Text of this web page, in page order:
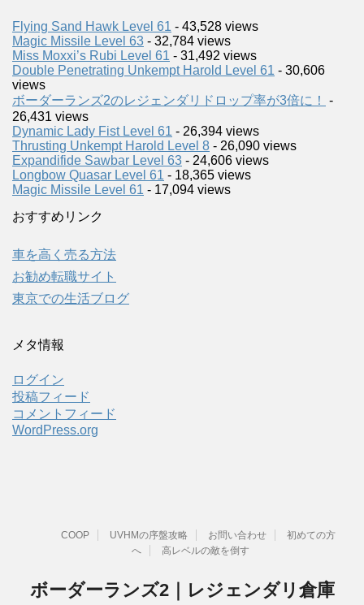
Flying Sand Hawk Level 61 - 43,528 views
Magic Missile Level 63 - 32,784 views
Miss Moxxi’s Rubi Level 61 - 31,492 views
Double Penetrating Unkempt Harold Level 61 - 30,606
views
ボーダーランズ2のレジェンダリドロップ率が3倍に！
-
26,431 views
Dynamic Lady Fist Level 61 - 26,394 views
Thrusting Unkempt Harold Level 8 - 26,090 views
Expandifide Sawbar Level 63 - 24,606 views
Longbow Quasar Level 61 - 18,365 views
Magic Missile Level 61 - 17,094 views
おすすめリンク
車を高く売る方法
お勧め転職サイト
東京での生活ブログ
メタ情報
ログイン
投稿フィード
コメントフィード
WordPress.org
COOP UVHMの序盤攻略 お問い合わせ
初めての方
へ
高レベルの敵を倒す
ボーダーランズ2｜レジェンダリ倉庫